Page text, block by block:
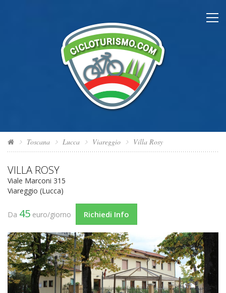
Toscana Lucca Viareggio Villa Rosy
VILLA ROSY
Viale Marconi 315
Viareggio (Lucca)
Da 45 euro/giorno Richiedi Info